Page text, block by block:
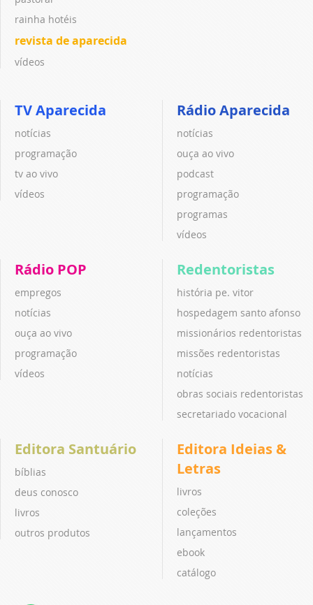
rainha hotéis
revista de aparecida
vídeos
TV Aparecida
notícias
programação
tv ao vivo
vídeos
Rádio Aparecida
notícias
ouça ao vivo
podcast
programação
programas
vídeos
Rádio POP
empregos
notícias
ouça ao vivo
programação
vídeos
Redentoristas
história pe. vitor
hospedagem santo afonso
missionários redentoristas
missões redentoristas
notícias
obras sociais redentoristas
secretariado vocacional
Editora Santuário
bíblias
deus conosco
livros
outros produtos
Editora Ideias &
Letras
livros
coleções
lançamentos
ebook
catálogo